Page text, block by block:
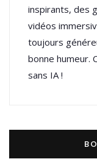
inspirants, des
vidéos
toujours
bonne humeur.
sans IA !